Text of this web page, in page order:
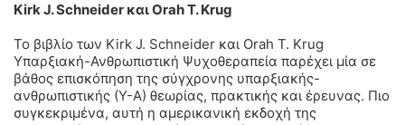
Kirk J. Schneider και Orah T. Krug
Το βιβλίο των Kirk J. Schneider και Orah T. Krug
Υπαρξιακή-Ανθρωπιστική Ψυχοθεραπεία παρέχει μία σε
βάθος επισκόπηση της σύγχρονης υπαρξιακής-
ανθρωπιστικής (Υ-Α) θεωρίας, πρακτικής και έρευνας. Πιο
συγκεκριμένα, αυτή η αμερικανική εκδοχή της